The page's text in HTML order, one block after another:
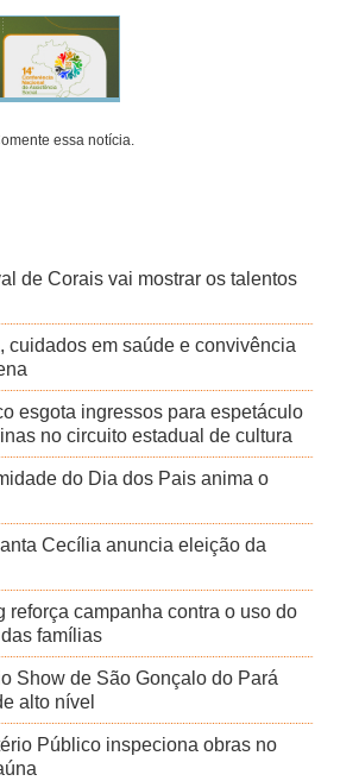
essa notícia.
de Corais vai mostrar os talentos
cuidados em saúde e convivência
esgota ingressos para espetáculo
no circuito estadual de cultura
do Dia dos Pais anima o
Cecília anuncia eleição da
reforça campanha contra o uso do
famílias
Show de São Gonçalo do Pará
alto nível
Público inspeciona obras no